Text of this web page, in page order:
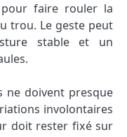
faire rouler la
trou. Le geste peut
stable et un
ne doivent presque
involontaires
doit rester fixé sur